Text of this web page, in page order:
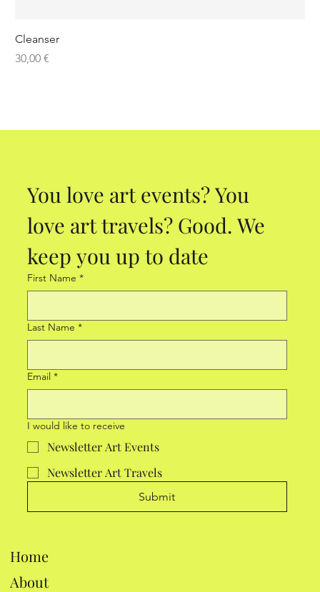
Cleanser
Preis
30,00 €
You love art events? You
love art travels? Good. We
keep you up to date
First Name *
Last Name *
Email *
I would like to receive
Newsletter Art Events
Newsletter Art Travels
Submit
Home
About